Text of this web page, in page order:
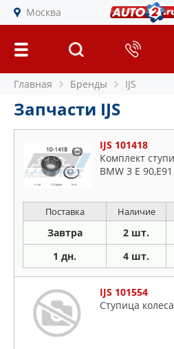
Москва
Главная Бренды IJS
Запчасти IJS
IJS 101418
Комплект
BMW 3 E 90,E91
Поставка Наличие
Завтра 2 шт.
1 дн. 4 шт.
IJS 101554
Ступица колеса